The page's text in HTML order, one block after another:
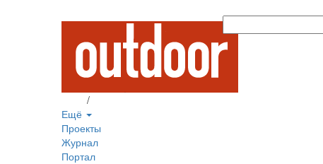
/
Ещё
Проекты
Журнал
Портал